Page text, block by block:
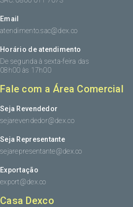
Email
atendimento.sac@dex.co
Horário de atendimento
De segunda à sexta-feira das
08h00 às 17h00
Fale com a Área Comercial
Seja Revendedor
sejarevendedor@dex.co
Seja Representante
sejarepresentante@dex.co
Exportação
export@dex.co
Casa Dexco